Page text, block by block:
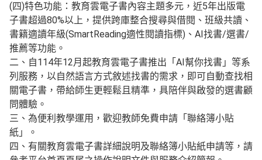
(四)特色功能：教育雲電子書內容主題多元，近5年出版電
子書超過80%以上，提供跨庫整合搜尋與借閱、班級共讀、
書籍適讀年級(SmartReading適性閱讀指標)、AI找書/選書/
推薦等功能。
二、自114年12月起教育雲電子書推出「AI幫你找書」等系
列服務，以自然語言方式敘述找書的需求，即可自動查找相
關電子書，帶給師生更輕鬆且精準，具陪伴與啟發的選書顧
問體驗。
三、為便利教學運用，歡迎教師免費申請「聯絡簿小貼
紙」。
四、有關教育雲電子書詳細說明及聯絡簿小貼紙申請等，請